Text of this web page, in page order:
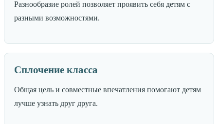
Разнообразие ролей позволяет проявить себя детям с
разными возможностями.
Сплочение класса
Общая цель и совместные впечатления помогают детям
лучше узнать друг друга.